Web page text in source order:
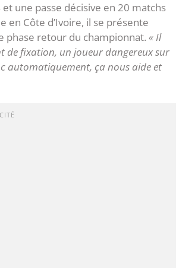
une passe décisive en 20 matchs
en Côte d’Ivoire, il se présente
phase retour du championnat. « Il
de fixation, un joueur dangereux sur
automatiquement, ça nous aide et